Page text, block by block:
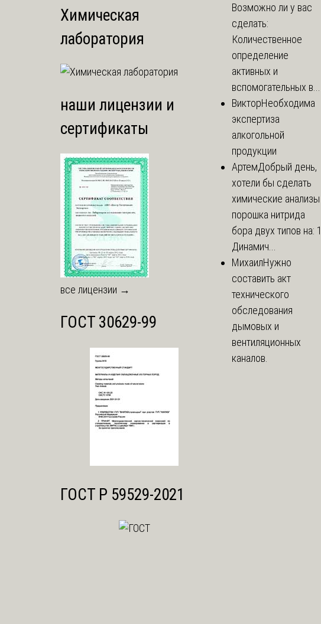
Химическая
лаборатория
наши лицензии и
сертификаты
все лицензии →
ГОСТ 30629-99
ГОСТ Р 59529-2021
Возможно ли у вас
сделать:
Количественное
определение
активных и
вспомогательных в...
ВикторНеобходима
экспертиза
алкогольной
продукции
АртемДобрый день,
хотели бы сделать
химические анализы
порошка нитрида
бора двух типов на: 1.
Динамич...
МихаилНужно
составить акт
технического
обследования
дымовых и
вентиляционных
каналов.